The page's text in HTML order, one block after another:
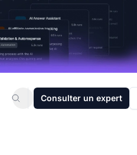
Consulter un expert